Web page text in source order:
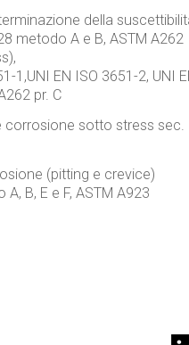
della
metodo A e B, ASTM A262
1,UNI EN ISO 3651-2, UNI
pr. C
sotto stress sec.
(pitting e crevice)
B, E e F, ASTM A923